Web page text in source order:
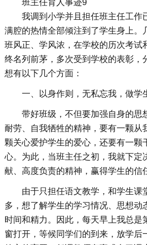
班主任育人事迹9
我调到小学并且担任班主任工作
满腔的热情全部倾注到了学生身上。
班风正、学风浓，在学校的历次考试
终名列前茅，多次受到学校的表彰，
想有以下几个方面：
一、以身作则，无私忘我，做学
带好班级，不但要加强自身的思
耐劳、自我牺牲的精神，要有一颗从
颗关心爱护学生的爱心，还要有一颗
心。为此，当班主任之初，我就下定
献、高度负责的精神，赢得学生的信
由于只担任语文教学，和学生课
多，想了解学生的学习情况、思想动
时间和精力。因此，每天早上我总是
窗打开，等候同学们的到来，放学后